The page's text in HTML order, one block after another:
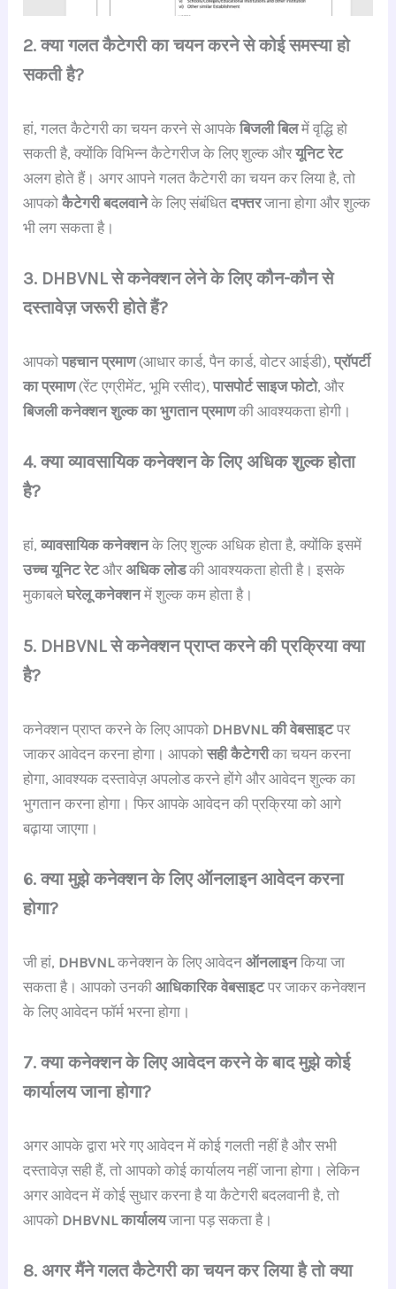
2. क्या गलत कैटेगरी का चयन करने से कोई समस्या हो
सकती है?
हां, गलत कैटेगरी का चयन करने से आपकेबिजली बिलमें वृद्धि हो
सकती है, क्योंकि विभिन्न कैटेगरीज के लिए शुल्क औरयूनिट रेट
अलग होते हैं। अगर आपने गलत कैटेगरी का चयन कर लिया है, तो
आपकोकैटेगरी बदलवानेके लिए संबंधितदफ्तरजाना होगा और शुल्क
भी लग सकता है।
3. DHBVNL से कनेक्शन लेने के लिए कौन-कौन से
दस्तावेज़ जरूरी होते हैं?
आपकोपहचान प्रमाण(आधार कार्ड, पैन कार्ड, वोटर आईडी),प्रॉपर्टी
का प्रमाण(रेंट एग्रीमेंट, भूमि रसीद),पासपोर्ट साइज फोटो, और
बिजली कनेक्शन शुल्क का भुगतान प्रमाणकी आवश्यकता होगी।
4. क्या व्यावसायिक कनेक्शन के लिए अधिक शुल्क होता
है?
हां,व्यावसायिक कनेक्शनके लिए शुल्क अधिक होता है, क्योंकि इसमें
उच्च यूनिट रेटऔरअधिक लोडकी आवश्यकता होती है। इसके
मुकाबलेघरेलू कनेक्शनमें शुल्क कम होता है।
5. DHBVNL से कनेक्शन प्राप्त करने की प्रक्रिया क्या
है?
कनेक्शन प्राप्त करने के लिए आपको DHBVNL की वेबसाइटपर
जाकर आवेदन करना होगा। आपकोसही कैटेगरीका चयन करना
होगा, आवश्यक दस्तावेज़ अपलोड करने होंगे और आवेदन शुल्क का
भुगतान करना होगा। फिर आपके आवेदन की प्रक्रिया को आगे
बढ़ाया जाएगा।
6. क्या मुझे कनेक्शन के लिए ऑनलाइन आवेदन करना
होगा?
जी हां, DHBVNLकनेक्शन के लिए आवेदनऑनलाइनकिया जा
सकता है। आपको उनकीआधिकारिक वेबसाइटपर जाकर कनेक्शन
के लिए आवेदन फॉर्म भरना होगा।
7. क्या कनेक्शन के लिए आवेदन करने के बाद मुझे कोई
कार्यालय जाना होगा?
अगर आपके द्वारा भरे गए आवेदन में कोई गलती नहीं है और सभी
दस्तावेज़ सही हैं, तो आपको कोई कार्यालय नहीं जाना होगा। लेकिन
अगर आवेदन में कोई सुधार करना है या कैटेगरी बदलवानी है, तो
आपको DHBVNL कार्यालयजाना पड़ सकता है।
8. अगर मैंने गलत कैटेगरी का चयन कर लिया है तो क्या